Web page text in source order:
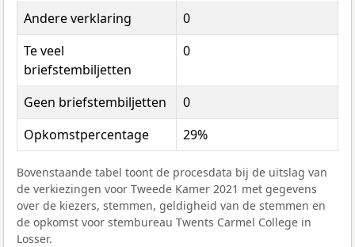
Andere verklaring
0
Te veel
briefstembiljetten
0
Geen briefstembiljetten
0
Opkomstpercentage
29%
Bovenstaande tabel toont de procesdata bij de uitslag van
de verkiezingen voor Tweede Kamer 2021 met gegevens
over de kiezers, stemmen, geldigheid van de stemmen en
de opkomst voor stembureau Twents Carmel College in
Losser.